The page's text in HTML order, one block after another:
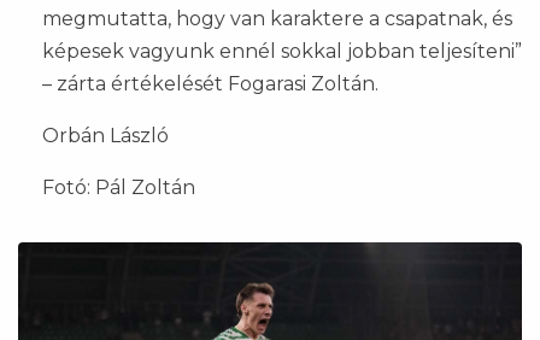
megmutatta, hogy van karaktere a csapatnak, és
képesek vagyunk ennél sokkal jobban teljesíteni”
– zárta értékelését Fogarasi Zoltán.
Orbán László
Fotó: Pál Zoltán